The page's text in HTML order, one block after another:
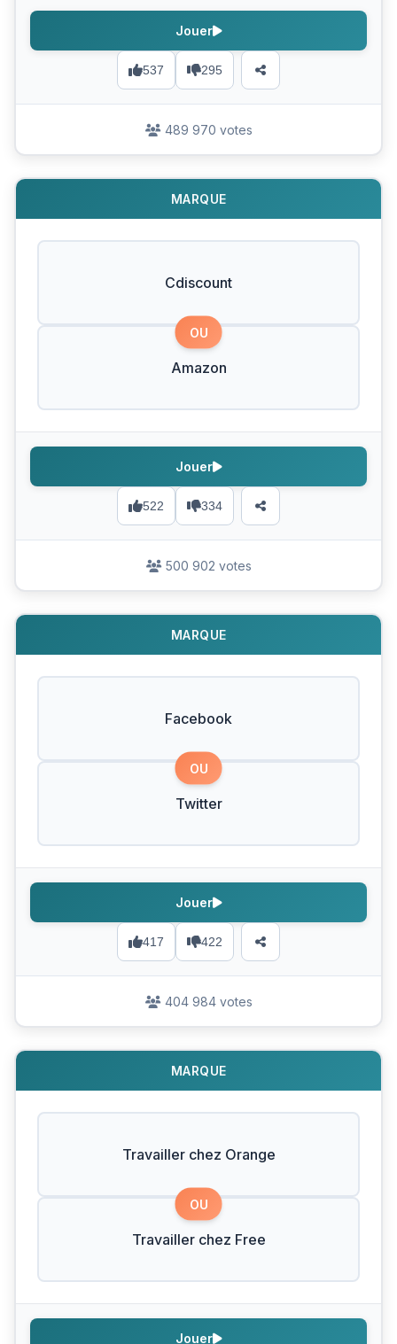
537 295
Jouer
489 970 votes
MARQUE
Cdiscount
OU
Amazon
522 334
Jouer
500 902 votes
MARQUE
Facebook
OU
Twitter
417 422
Jouer
404 984 votes
MARQUE
Travailler chez Orange
OU
Travailler chez Free
Jouer